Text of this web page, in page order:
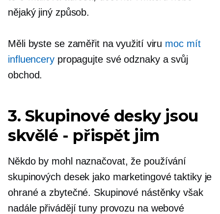
nějaký jiný způsob.
Měli byste se zaměřit na využití viru moc mít
influencerypropagujte své odznaky a svůj
obchod.
3. Skupinové desky jsou
skvělé - přispětjim
Někdo by mohl naznačovat, že používání
skupinových desek jako marketingové taktiky je
ohrané a zbytečné. Skupinové nástěnky však
nadále přivádějí tuny provozu na webové